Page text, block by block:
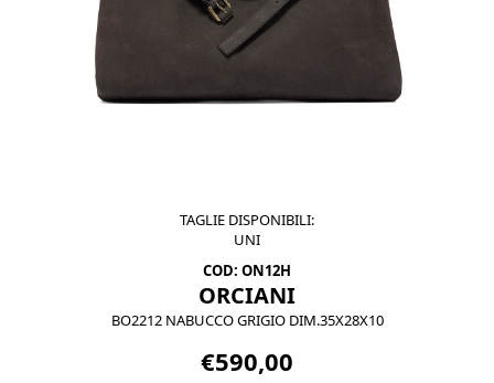
TAGLIE DISPONIBILI:
UNI
COD: ON12H
ORCIANI
BO2212 NABUCCO GRIGIO DIM.35X28X10
€590,00